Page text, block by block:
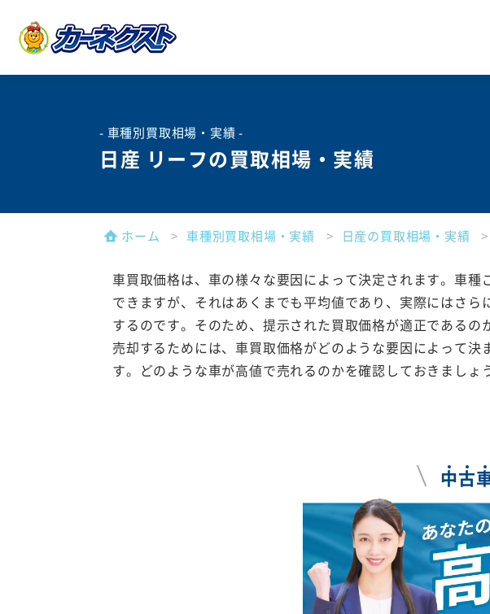
- 車種別買取相場・実績 -
日産 リーフの買取相場・実績
ホーム 車種別買取相場・実績 日産の買取相場・実績
車買取価格は、車の様々な要因によって決定されます。車種
できますが、それはあくまでも平均値であり、実際にはさら
するのです。そのため、提示された買取価格が適正であるの
売却するためには、車買取価格がどのような要因によって決
す。どのような車が高値で売れるのかを確認しておきましょう
中古